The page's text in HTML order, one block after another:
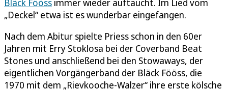
„Deckel“ etwa ist es wunderbar eingefangen.
Nach dem Abitur spielte Priess schon in den 60er
Jahren mit Erry Stoklosa bei der Coverband Beat
Stones und anschließend bei den Stowaways, der
eigentlichen Vorgängerband der Bläck Fööss, die
1970 mit dem „Rievkooche-Walzer“ ihre erste kölsche